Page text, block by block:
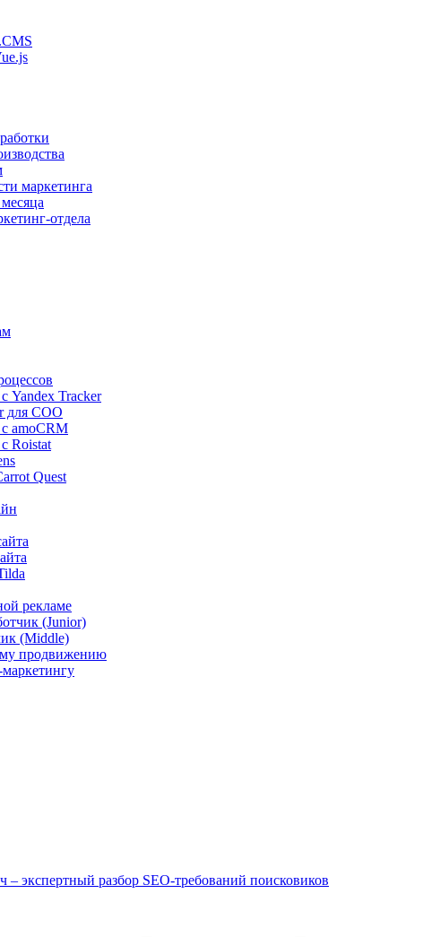
маркетинга
отдела
Yandex Tracker
для СОО
amoCRM
Roistat
Quest
рекламе
(Junior)
(Middle)
продвижению
– экспертный разбор SEO-требований поисковиков